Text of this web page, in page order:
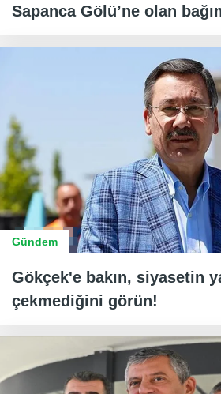
Sapanca Gölü’ne olan
Gündem
Gökçek'e bakın, siyasetin
çekmediğini görün!